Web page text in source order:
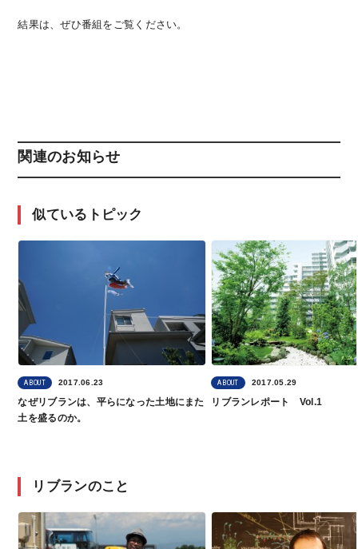
結果は、ぜひ番組をご覧ください。
関連のお知らせ
似ているトピック
ABOUT 2017.06.23
なぜリブランは、平らになった土地にまた
土を盛るのか。
ABOUT 2017.05.29
リブランレポート Vol.1
リブランのこと